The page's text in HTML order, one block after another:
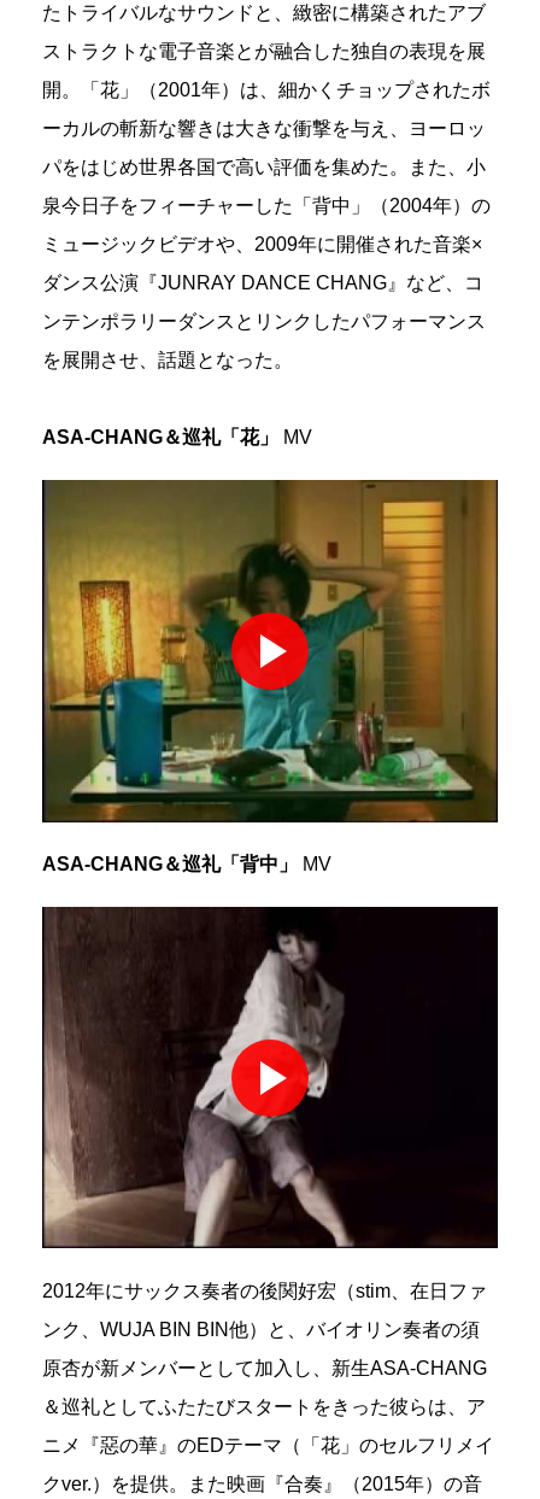
たトライバルなサウンドと、緻密に構築されたアブ
ストラクトな電子音楽とが融合した独自の表現を展
開。「花」（2001年）は、細かくチョップされたボ
ーカルの斬新な響きは大きな衝撃を与え、ヨーロッ
パをはじめ世界各国で高い評価を集めた。また、小
泉今日子をフィーチャーした「背中」（2004年）の
ミュージックビデオや、2009年に開催された音楽×
ダンス公演『JUNRAY DANCE CHANG』など、コ
ンテンポラリーダンスとリンクしたパフォーマンス
を展開させ、話題となった。
ASA-CHANG＆巡礼「花」 MV
ASA-CHANG＆巡礼「背中」 MV
2012年にサックス奏者の後関好宏（stim、在日ファ
ンク、WUJA BIN BIN他）と、バイオリン奏者の須
原杏が新メンバーとして加入し、新生ASA-CHANG
＆巡礼としてふたたびスタートをきった彼らは、ア
ニメ『惡の華』のEDテーマ（「花」のセルフリメイ
クver.）を提供。また映画『合奏』（2015年）の音